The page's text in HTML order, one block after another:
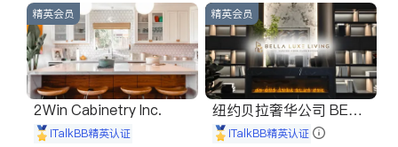
精英会员
2Win Cabinetry Inc.
iTalkBB精英认证
精英会员
纽约贝拉奢华公司 BELL
A LUXE
iTalkBB精英认证